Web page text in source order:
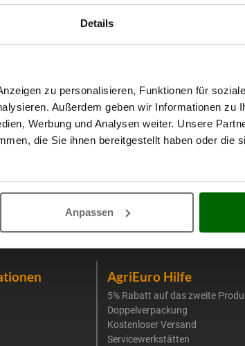
Details
zu personalisieren, Funktionen für
Außerdem geben wir Informationen zu
Werbung und Analysen weiter. Unsere
die Sie ihnen bereitgestellt haben oder die
Anpassen
AgriEuro Hilfe
5% Rabatt auf das zweite
Doppelverpackung
Kostenloser Versand
Servicewerkstätten